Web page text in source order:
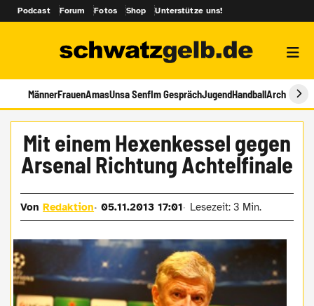
Podcast Forum Fotos Shop Unterstütze uns!
MännerFrauenAmasUnsa SenfIm GesprächJugendHandballArchiv
Mit einem Hexenkessel gegen
Arsenal Richtung Achtelfinale
VonRedaktion 05.11.2013 17:01 Lesezeit: 3 Min.